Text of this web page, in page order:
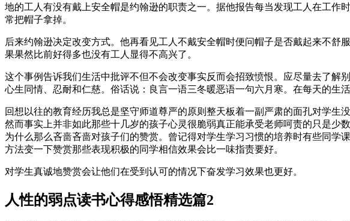
地的工人有没有戴上安全帽是约翰逊的职责之一。据他报告每当发现工人在工
常把帽子拿掉。
后来约翰逊决定改变方式。他再看见工人不戴安全帽时便问帽子是否戴起来不
果果然比前好得多也没有工人显得不高兴了。
这个事例告诉我们生活中批评不但不会改变事实反而会招致愤恨。应尽量去了解
心生同情、忍耐和仁慈。俗话说：良言一语三冬暖恶语一句六月寒。在每天的生
回想以往的教育经历我总是坚守师道尊严的原则整天板着一副严肃的面孔对学
然而事实上并非如此那些十几岁的孩子心灵很脆弱真正能承受老师呵责的只是
为什么那么吝啬吝啬对孩子们的赞赏。曾记得对学生学习习惯的培养时有些同
方法变一下赞赏那些表现积极的同学相信效果会比一味指责要好。
对学生真诚地赞赏会让他们在受到认可的情况下奋发学习效果也更好。
人性的弱点读书心得感悟精选篇2